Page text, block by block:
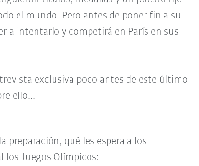
el mundo. Pero antes de poner fin a su
a intentarlo y competirá en París en sus
exclusiva poco antes de este último
ello...
preparación, qué les espera a los
los Juegos Olímpicos: